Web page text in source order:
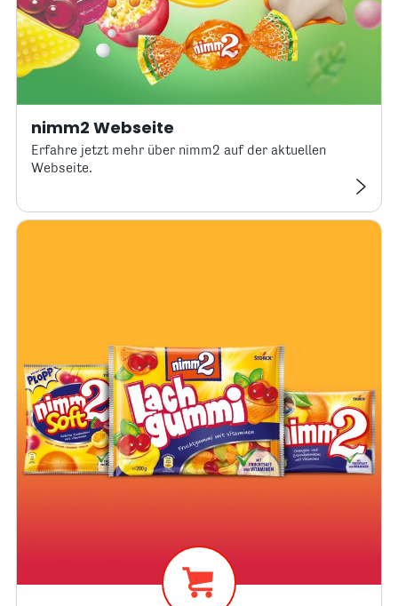
nimm2 Webseite
Erfahre jetzt mehr über nimm2 auf der aktuellen
Webseite.